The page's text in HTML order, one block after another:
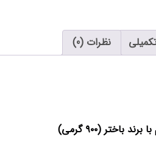
نظرات (0)
(۹۰۰ گرمی)